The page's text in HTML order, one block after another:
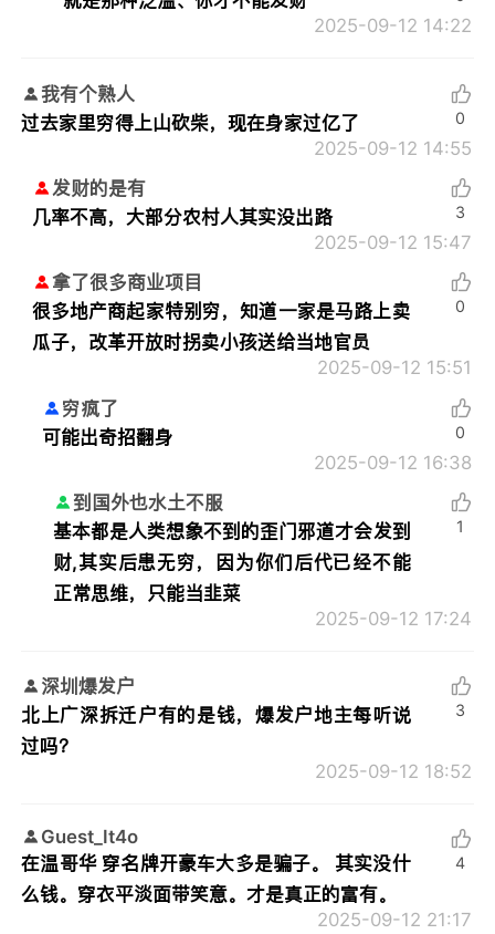
2025-09-12 14:22
我有个熟人
过去家里穷得上山砍柴，现在身家过亿了
2025-09-12 14:55
0
发财的是有
几率不高，大部分农村人其实没出路
2025-09-12 15:47
3
拿了很多商业项目
很多地产商起家特别穷，知道一家是马路上卖
瓜子，改革开放时拐卖小孩送给当地官员
2025-09-12 15:51
0
穷疯了
可能出奇招翻身
2025-09-12 16:38
0
到国外也水土不服
基本都是人类想象不到的歪门邪道才会发到
财,其实后患无穷，因为你们后代已经不能
正常思维，只能当韭菜
2025-09-12 17:24
1
深圳爆发户
北上广深拆迁户有的是钱，爆发户地主每听说
过吗？
2025-09-12 18:52
3
Guest_It4o
在温哥华 穿名牌开豪车大多是骗子。 其实没什
么钱。穿衣平淡面带笑意。才是真正的富有。
2025-09-12 21:17
4